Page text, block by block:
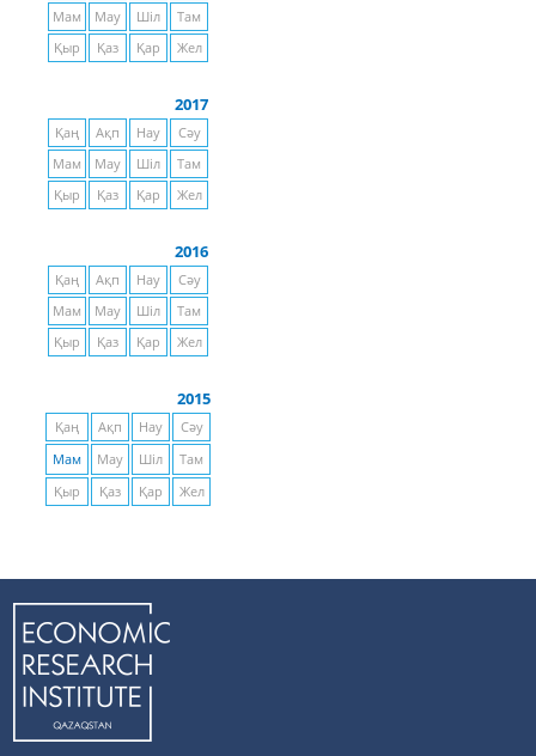
Мам
Мау Шіл
Там
Қыр
Қаз Қар Жел
2017
Қаң Ақп Нау
Сәу
Мам
Мау Шіл
Там
Қыр
Қаз Қар Жел
2016
Қаң Ақп Нау
Сәу
Мам
Мау Шіл
Там
Қыр
Қаз Қар Жел
2015
Қаң Ақп Нау
Сәу
Мам
Мау Шіл
Там
Қыр
Қаз Қар Жел